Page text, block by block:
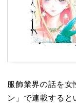
服飾業界の話を女
ン」で連載すると